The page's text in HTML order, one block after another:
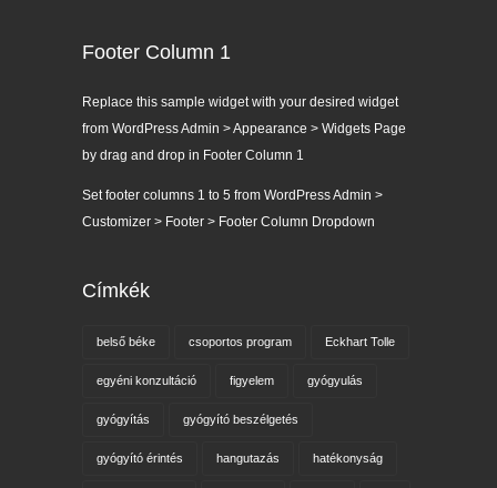
Footer Column 1
Replace this sample widget with your desired widget
from WordPress Admin > Appearance > Widgets Page
by drag and drop in Footer Column 1
Set footer columns 1 to 5 from WordPress Admin >
Customizer > Footer > Footer Column Dropdown
Címkék
belső béke csoportos program Eckhart Tolle
egyéni konzultáció figyelem gyógyulás
gyógyítás gyógyító beszélgetés
gyógyító érintés hangutazás hatékonyság